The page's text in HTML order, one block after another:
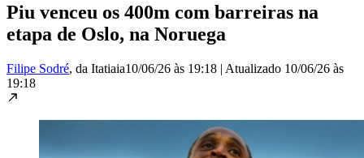
Piu venceu os 400m com barreiras na
etapa de Oslo, na Noruega
Filipe Sodré, da Itatiaia10/06/26 às 19:18 | Atualizado 10/06/26 às
19:18